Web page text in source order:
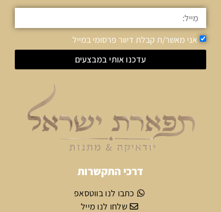
אני מאשר/ת קבלת דיוור פרסומי במייל
עדכנו אותי במבצעים
דרכי התקשרות
כתבו לנו בווטסאפ
שלחו לנו מייל